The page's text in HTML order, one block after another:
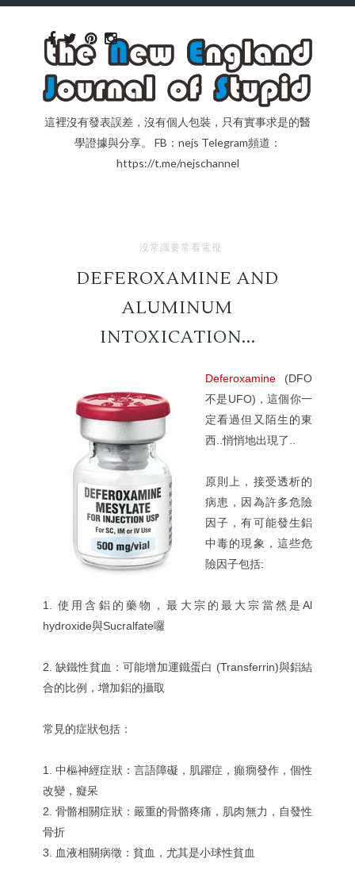
這裡沒有發表誤差，沒有個人包裝，只有實事求是的醫
學證據與分享。 FB：nejs Telegram頻道：
https://t.me/nejschannel
沒常識要常看電視
DEFEROXAMINE AND
ALUMINUM
INTOXICATION...
Deferoxamine (DFO
不是UFO)，這個你一
定看過但又陌生的東
西..悄悄地出現了..
原則上，接受透析的
病患，因為許多危險
因子，有可能發生鋁
中毒的現象，這些危
險因子包括:
1. 使用含鋁的藥物，最大宗的最大宗當然是Al
hydroxide與Sucralfate囉
2. 缺鐵性貧血：可能增加運鐵蛋白 (Transferrin)與鋁結
合的比例，增加鋁的攝取
常見的症狀包括：
1. 中樞神經症狀：言語障礙，肌躍症，癲癇發作，個性
改變，癡呆
2. 骨骼相關症狀：嚴重的骨骼疼痛，肌肉無力，自發性
骨折
3. 血液相關病徵：貧血，尤其是小球性貧血